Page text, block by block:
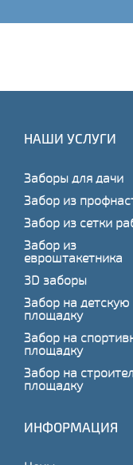
НАШИ УСЛУГИ
Заборы для дачи
Забор из
Забор из сетки
Забор из
евроштакетника
3D заборы
Забор на детскую
площадку
Забор на
площадку
Забор на
площадку
ИНФОРМАЦИЯ